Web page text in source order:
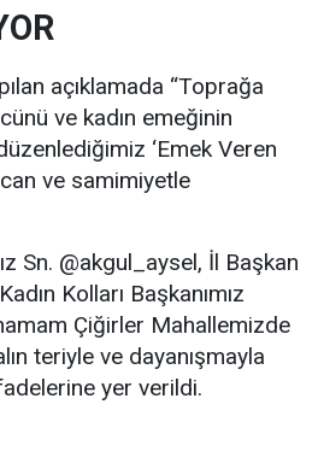
açıklamada “Toprağa
ve kadın emeğinin
‘Emek Veren
ve samimiyetle
Sn. @akgul_aysel, İl Başkan
Kolları Başkanımız
Çiğirler Mahallemizde
teriyle ve dayanışmayla
yer verildi.